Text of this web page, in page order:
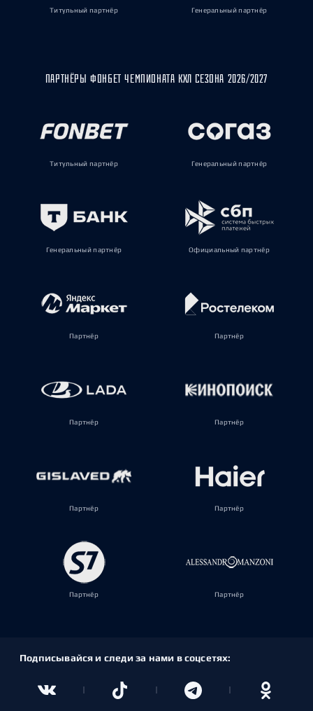
Титульный партнёр Генеральный партнёр
ПАРТНЁРЫ ФОНБЕТ ЧЕМПИОНАТА КХЛ СЕЗОНА 2026/2027
Титульный партнёр Генеральный партнёр
Генеральный партнёр Официальный партнёр
Партнёр Партнёр
Партнёр Партнёр
Партнёр Партнёр
Партнёр Партнёр
Подписывайся и следи за нами в соцсетях: